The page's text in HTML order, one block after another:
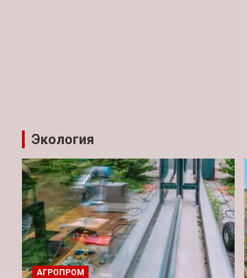
Экология
АГРОПРОМ